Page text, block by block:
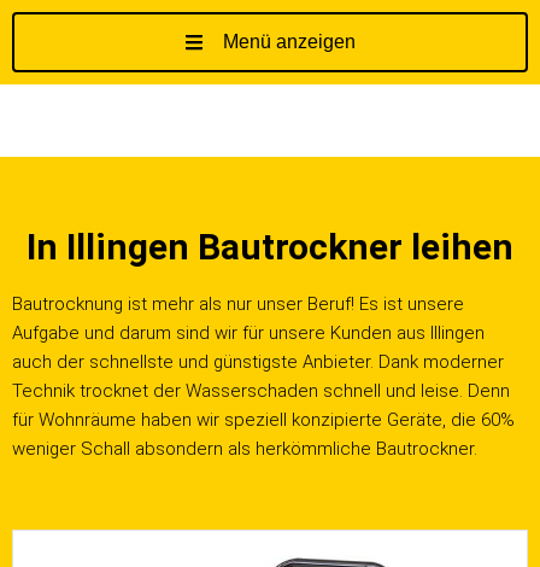
t
s
p
r
i
n
n
Menü anzeigen
In Illingen Bautrockner leihen
Bautrocknung ist mehr als nur unser Beruf! Es ist unsere
Aufgabe und darum sind wir für unsere Kunden aus Illingen
auch der schnellste und günstigste Anbieter. Dank moderner
Technik trocknet der Wasserschaden schnell und leise. Denn
für Wohnräume haben wir speziell konzipierte Geräte, die 60%
weniger Schall absondern als herkömmliche Bautrockner.